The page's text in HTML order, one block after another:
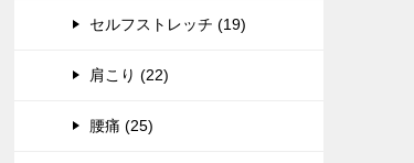
セルフストレッチ (19)
肩こり (22)
腰痛 (25)